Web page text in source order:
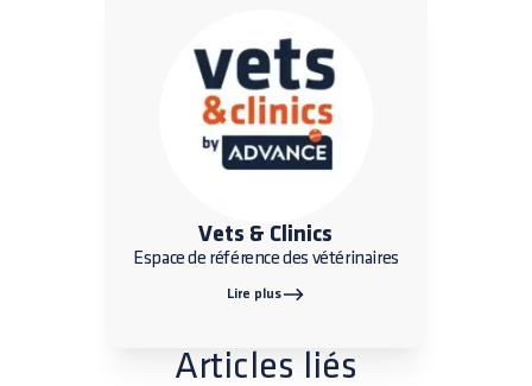
Vets & Clinics
Espace de référence des vétérinaires
Lire plus
Articles liés